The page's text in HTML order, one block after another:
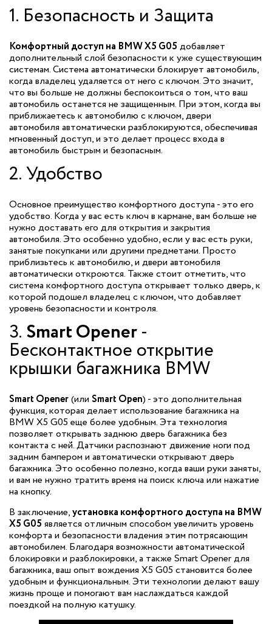
1. Безопасность и Защита
Комфортный доступ на BMW X5 G05 добавляет
дополнительный слой безопасности к уже существующим
системам. Система автоматически блокирует автомобиль,
когда владелец удаляется от него с ключом. Это значит,
что вы больше не должны беспокоиться о том, что ваш
автомобиль останется не защищенным. При этом, когда вы
приближаетесь к автомобилю с ключом, двери
автомобиля автоматически разблокируются, обеспечивая
мгновенный доступ, и это делает процесс входа в
автомобиль быстрым и безопасным.
2. Удобство
Основное преимущество комфортного доступа - это его
удобство. Когда у вас есть ключ в кармане, вам больше не
нужно доставать его для открытия и закрытия
автомобиля. Это особенно удобно, если у вас есть руки,
занятые покупками или другими предметами. Просто
приблизьтесь к автомобилю, и двери автомобиля
автоматически откроются. Также стоит отметить, что
система комфортного доступа открывает только дверь, к
которой подошел владелец с ключом, что добавляет
уровень безопасности и контроля.
3. Smart Opener-
Бесконтактное открытие
крышки багажника BMW
Smart Opener(или Smart Open) - это дополнительная
функция, которая делает использование багажника на
BMW X5 G05 еще более удобным. Эта технология
позволяет открывать заднюю дверь багажника без
контакта с ней. Датчики распознают движение ноги под
задним бампером и автоматически открывают дверь
багажника. Это особенно полезно, когда ваши руки заняты,
и вам не нужно тратить время на поиск ключа или нажатие
на кнопку.
В заключение,установка комфортного доступа на BMW
X5 G05 является отличным способом увеличить уровень
комфорта и безопасности владения этим потрясающим
автомобилем. Благодаря возможности автоматической
блокировки и разблокировки, а также Smart Opener для
багажника, ваш опыт вождения X5 G05 становится более
удобным и функциональным. Эти технологии делают вашу
жизнь проще и помогают вам наслаждаться каждой
поездкой на полную катушку.